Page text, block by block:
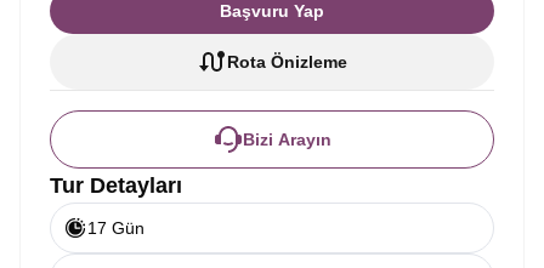
Başvuru Yap
Rota Önizleme
Bizi Arayın
Tur Detayları
17 Gün